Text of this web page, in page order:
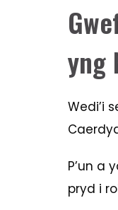
yng
Wedi’i
P’un a
pryd i